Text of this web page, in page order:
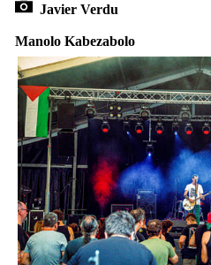
Javier Verdu
Manolo Kabezabolo